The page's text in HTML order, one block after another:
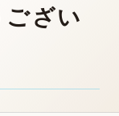
ざい